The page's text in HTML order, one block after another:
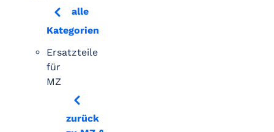
alle
Kategorien
Ersatzteile
für
MZ
zurück